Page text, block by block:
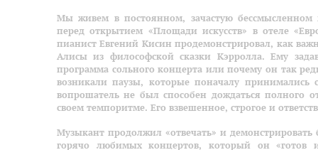
Мы живем в постоянном, зачастую бессмысленном
перед открытием «Площади искусств» в отеле
пианист Евгений Кисин продемонстрировал, как
Алисы из философской сказки Кэрролла. Ему
программа сольного концерта или почему он так
возникали паузы, которые поначалу
вопрошатель не был способен дождаться полного
своем темпоритме. Его взвешенное, строгое и
Музыкант продолжил «отвечать» и
горячо любимых концертов, который он